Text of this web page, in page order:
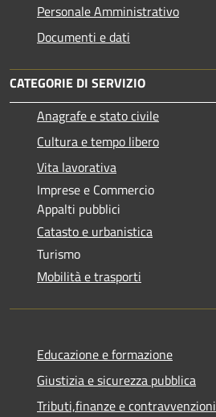
Personale Amministrativo
Documenti e dati
CATEGORIE DI SERVIZIO
Anagrafe e stato civile
Cultura e tempo libero
Vita lavorativa
Imprese e Commercio
Appalti pubblici
Catasto e urbanistica
Turismo
Mobilità e trasporti
Educazione e formazione
Giustizia e sicurezza pubblica
Tributi,finanze e contravvenzioni